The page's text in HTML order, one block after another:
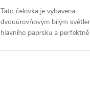
Tato čelovka je vybavena
dvouúrovňovým bílým
hlavního paprsku a perfektně
vyváženým širokoúhlým